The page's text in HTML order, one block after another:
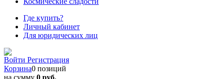
Где купить?
Личный кабинет
Для юридических лиц
Войти Регистрация
Корзина0 позиций